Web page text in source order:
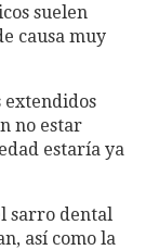
suelen
causa muy
extendidos
no estar
estaría ya
sarro dental
así como la